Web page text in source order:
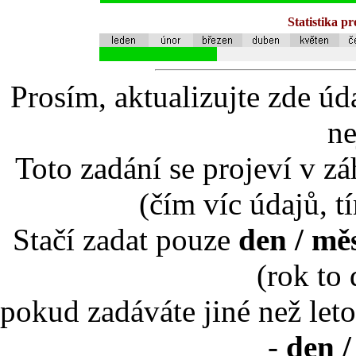
Statistika
Prosím, aktualizujte zde
Toto zadání se projeví v
(čím víc údajů,
Stačí zadat pouze den /
(rok to
pokud zadáváte jiné než
- den